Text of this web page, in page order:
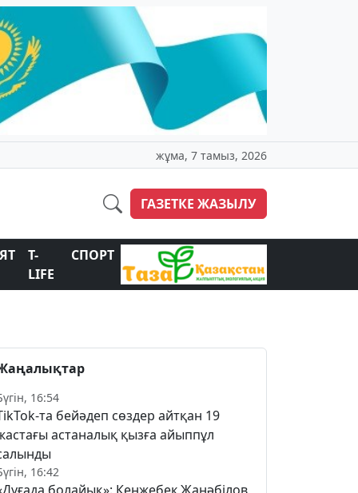
жұма, 7 тамыз, 2026
ГАЗЕТКЕ ЖАЗЫЛУ
T-
LIFE
СПОРТ
16:54
та бейәдеп сөздер айтқан 19
астаналық қызға айыппұл
16:42